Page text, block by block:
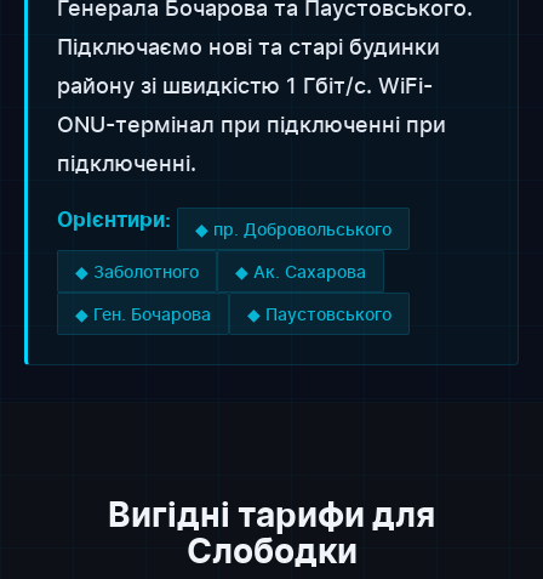
Генерала Бочарова та Паустовського.
Підключаємо нові та старі будинки
району зі швидкістю 1 Гбіт/с. WiFi-
ONU-термінал при підключенні при
підключенні.
Орієнтири: ◆ пр. Добровольського
◆ Заболотного ◆ Ак. Сахарова
◆ Ген. Бочарова ◆ Паустовського
Вигідні тарифи для
Слободки